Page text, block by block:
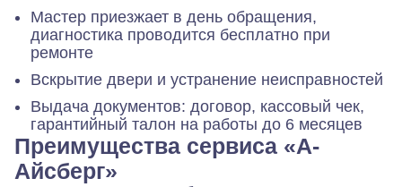
Мастер приезжает в день обращения,
диагностика проводится бесплатно при
ремонте
Вскрытие двери и устранение неисправностей
Выдача документов: договор, кассовый чек,
гарантийный талон на работы до 6 месяцев
Преимущества сервиса «А-
Айсберг»